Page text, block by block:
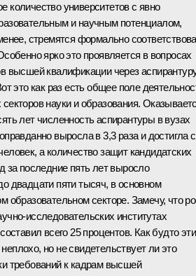
количество университетов с явно
и научным потенциалом,
стремятся формально
ярко это проявляется в вопросах
высшей квалификации через
это как раз есть общее поле
науки и образования.
лет численность аспирантуры в вузах
выросла в 3,3 раза и достигла
а количество защит кандидатских
за последние пять лет выросло
двадцати пяти тысяч, в основном
образовательном секторе. Замечу, что
исследовательских институтах
всего 25 процентов. Как будто эти
но не свидетельствует ли это
требований к кадрам высшей